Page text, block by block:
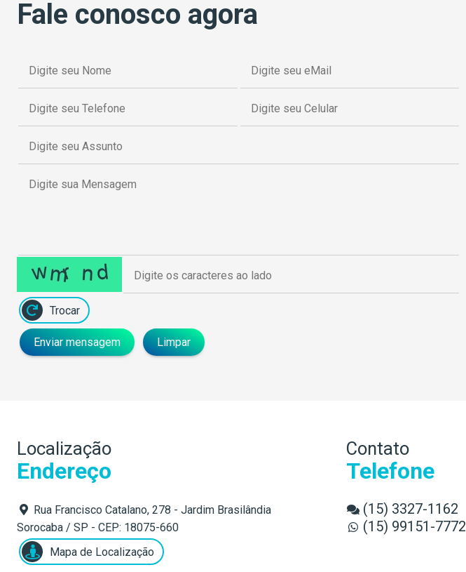
Fale conosco agora
Trocar
Enviar mensagem Limpar
Localização
Endereço
Rua Francisco Catalano, 278 - Jardim Brasilândia
Sorocaba / SP - CEP: 18075-660
Mapa de Localização
Contato
Telefone
(15) 3327-1162
(15) 99151-7772